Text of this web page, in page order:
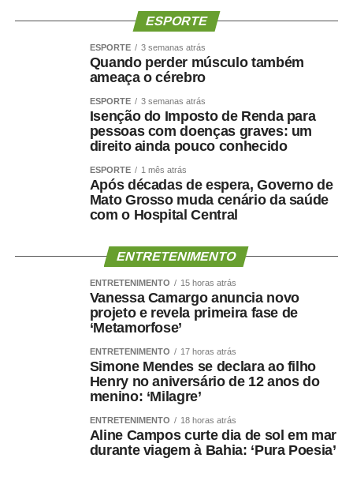
ESPORTE
ESPORTE 3 semanas atrás
Quando perder músculo também
ameaça o cérebro
ESPORTE 3 semanas atrás
Isenção do Imposto de Renda para
pessoas com doenças graves: um
direito ainda pouco conhecido
ESPORTE 1 mês atrás
Após décadas de espera, Governo de
Mato Grosso muda cenário da saúde
com o Hospital Central
ENTRETENIMENTO
ENTRETENIMENTO 15 horas atrás
Vanessa Camargo anuncia novo
projeto e revela primeira fase de
‘Metamorfose’
ENTRETENIMENTO 17 horas atrás
Simone Mendes se declara ao filho
Henry no aniversário de 12 anos do
menino: ‘Milagre’
ENTRETENIMENTO 18 horas atrás
Aline Campos curte dia de sol em mar
durante viagem à Bahia: ‘Pura Poesia’